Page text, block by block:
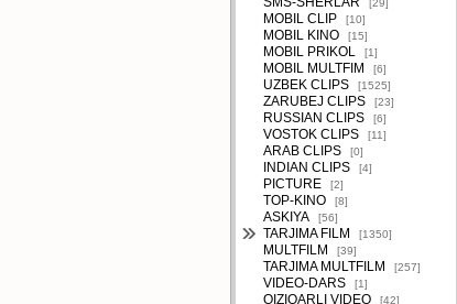
[29]
MOBIL CLIP [10]
MOBIL KINO [15]
MOBIL PRIKOL [1]
MOBIL MULTFIM [6]
UZBEK CLIPS [1525]
ZARUBEJ CLIPS [23]
RUSSIAN CLIPS [6]
VOSTOK CLIPS [11]
ARAB CLIPS [0]
INDIAN CLIPS [4]
PICTURE [2]
TOP-KINO [8]
ASKIYA [56]
TARJIMA FILM [1350]
MULTFILM [39]
TARJIMA MULTFILM [257]
VIDEO-DARS [1]
QIZIQARLI VIDEO [42]